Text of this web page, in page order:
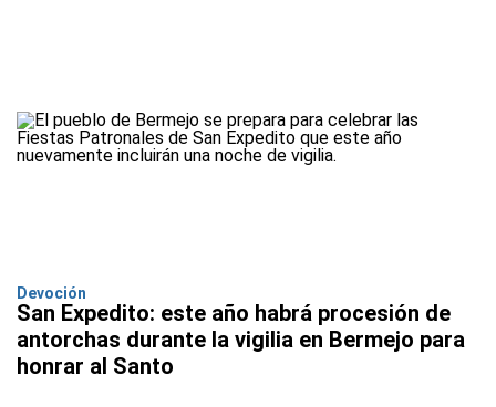
Devoción
San Expedito: este año habrá procesión de
antorchas durante la vigilia en Bermejo para
honrar al Santo